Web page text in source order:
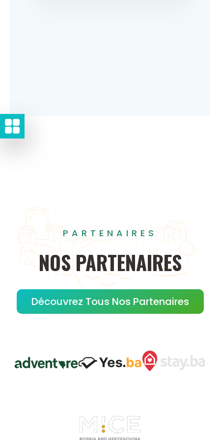
PARTENAIRES
NOS PARTENAIRES
Découvrez Tous Nos Partenaires